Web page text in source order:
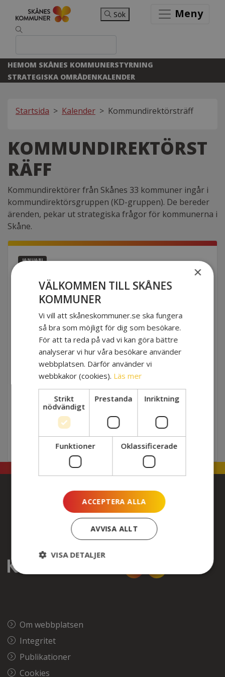
Sök Meny
HEMOM SKÅNES KOMMUNERSTYRNING
STRATEGISKA OMRÅDENKALENDER
Startsida > Kalender > Kommundirektörsträff
KOMMUNDIREKTÖRST
RÄFF
Kommundirektörer från Skånes 33 kommuner ingår i
kommundirektörsgruppen (KD-gruppen). De bereder
ärenden, pekar ut strategiska frågor för kommunerna i
Skåne.
JANUARI
2021-01-15 13:00 - 15:30
Digitalt
MÅLGRUPP
Kommundirektörer
MEDVERKANDE
Nina Mårtensson, förbundsdirektör
Om webbplatsen
Integritet
Publikationer
Cookies
×
VÄLKOMMEN TILL SKÅNES
KOMMUNER
Vi vill att skåneskommuner.se ska fungera
så bra som möjligt för dig som besökare.
För att ta reda på vad vi kan göra bättre
analyserar vi hur våra besökare använder
webbplatsen. Därför använder vi
webbkakor (cookies). Läs mer
Strikt
nödvändigt
Prestanda Inriktning
Funktioner Oklassificerade
ACCEPTERA ALLA
AVVISA ALLT
VISA DETALJER